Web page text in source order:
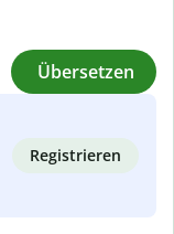
Übersetzen
Registrieren